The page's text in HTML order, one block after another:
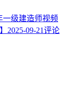
一级建造师视频
2025-09-21评论